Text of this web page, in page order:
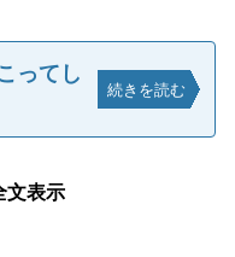
ってし
続きを読む
文表示